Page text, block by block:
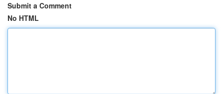
Submit a Comment
No HTML